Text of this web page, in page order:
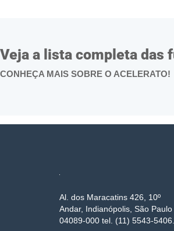
Veja a lista completa das
CONHEÇA MAIS SOBRE O ACELERATO!
Al. dos Maracatins 426, 10º
Andar, Indianópolis, São Paulo
04089-000 tel. (11) 5543-5406.